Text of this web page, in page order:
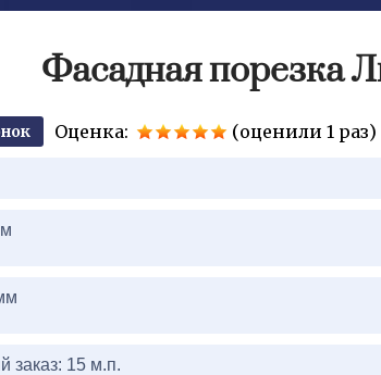
Фасадная порезка
Оценка:
(оценили 1 раз)
заказ: 15 м.п.